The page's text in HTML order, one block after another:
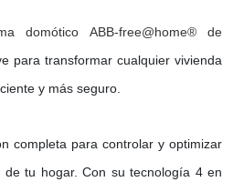
domótico ABB-free@home® de
para transformar cualquier vivienda
y más seguro.
completa para controlar y optimizar
de tu hogar. Con su tecnología 4 en